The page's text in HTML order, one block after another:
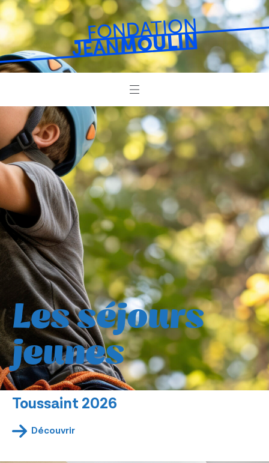
La Fondation
Prêts
Résidences de vacances
Séjours jeunes
Loisirs
Restaurants
Crèches
Les séjours
jeunes
Toussaint 2026
Découvrir